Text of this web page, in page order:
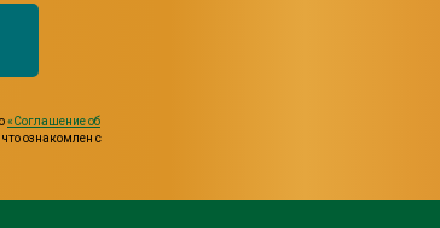
«Соглашение об
ознакомлен с